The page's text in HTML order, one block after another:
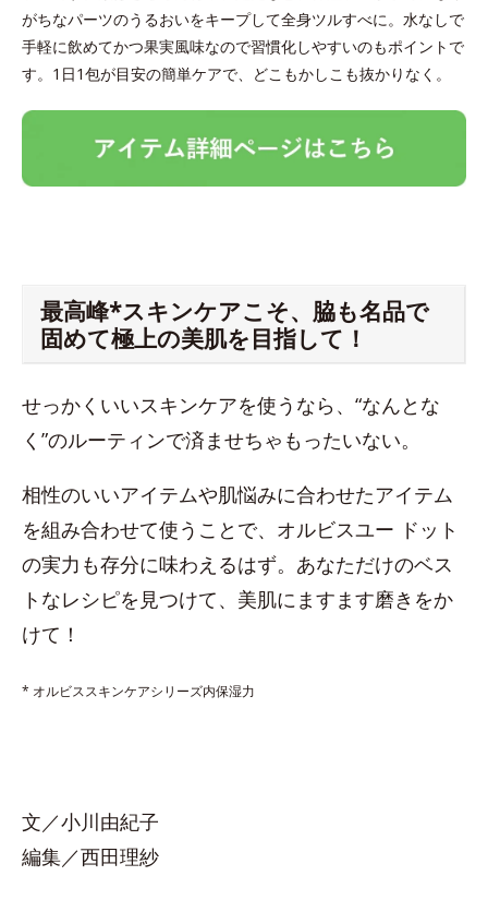
がちなパーツのうるおいをキープして全身ツルすべに。水なしで
手軽に飲めてかつ果実風味なので習慣化しやすいのもポイントで
す。1日1包が目安の簡単ケアで、どこもかしこも抜かりなく。
最高峰*スキンケアこそ、脇も名品で
固めて極上の美肌を目指して！
せっかくいいスキンケアを使うなら、“なんとな
く”のルーティンで済ませちゃもったいない。
相性のいいアイテムや肌悩みに合わせたアイテム
を組み合わせて使うことで、オルビスユー ドット
の実力も存分に味わえるはず。あなただけのベス
トなレシピを見つけて、美肌にますます磨きをか
けて！
* オルビススキンケアシリーズ内保湿力
文／小川由紀子
編集／西田理紗